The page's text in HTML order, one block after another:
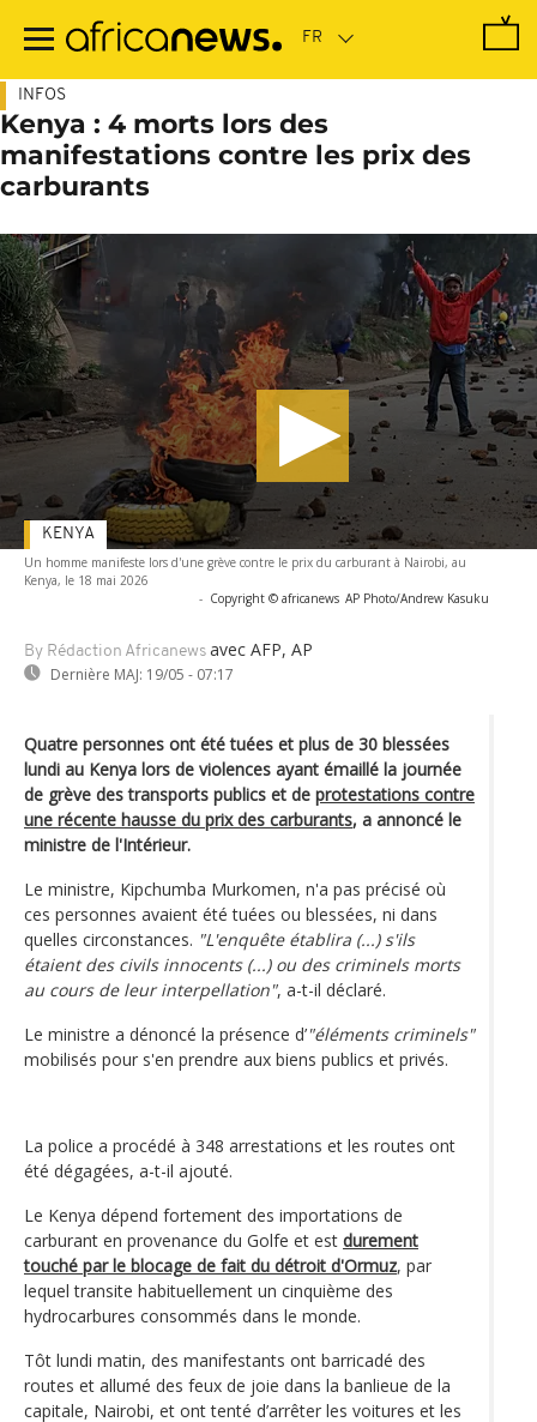
contenu
INFOS
Kenya : 4 morts lors des
manifestations contre les prix des
carburants
Un homme manifeste lors d'une grève contre le prix du carburant à Nairobi, au
Kenya, le 18 mai 2026
- Copyright © africanews AP Photo/Andrew Kasuku
By Rédaction Africanews avec AFP, AP
Dernière MAJ: 19/05 - 07:17
KENYA
Quatre personnes ont été tuées et plus de 30 blessées
lundi au Kenya lors de violences ayant émaillé la journée
de grève des transports publics et de protestations contre
une récente hausse du prix des carburants, a annoncé le
ministre de l'Intérieur.
Le ministre, Kipchumba Murkomen, n'a pas précisé où
ces personnes avaient été tuées ou blessées, ni dans
quelles circonstances. "L'enquête établira (...) s'ils
étaient des civils innocents (...) ou des criminels morts
au cours de leur interpellation", a-t-il déclaré.
Le ministre a dénoncé la présence d’"éléments criminels"
mobilisés pour s'en prendre aux biens publics et privés.
La police a procédé à 348 arrestations et les routes ont
été dégagées, a-t-il ajouté.
Le Kenya dépend fortement des importations de
carburant en provenance du Golfe et est durement
touché par le blocage de fait du détroit d'Ormuz, par
lequel transite habituellement un cinquième des
hydrocarbures consommés dans le monde.
Tôt lundi matin, des manifestants ont barricadé des
routes et allumé des feux de joie dans la banlieue de la
capitale, Nairobi, et ont tenté d’arrêter les voitures et les